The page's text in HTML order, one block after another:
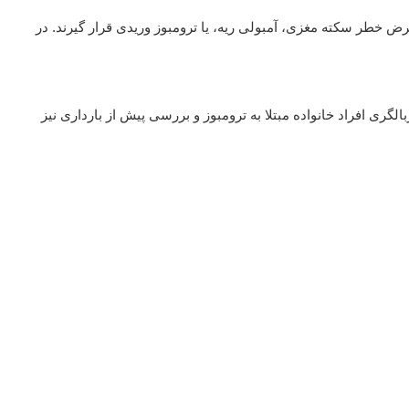
سکته مغزی، آمبولی ریه، یا ترومبوز وریدی قرار گیرند. در
افراد خانواده مبتلا به ترومبوز و بررسی پیش از بارداری نیز